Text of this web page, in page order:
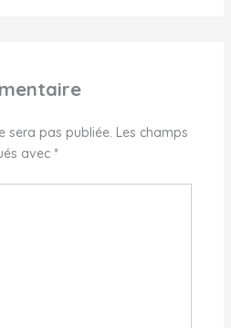
sera pas publiée. Les champs
avec *